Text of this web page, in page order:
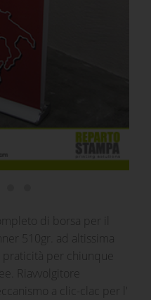
di borsa per il
510gr. ad altissima
praticità per chiunque
Riavvolgitore
a clic-clac per l'